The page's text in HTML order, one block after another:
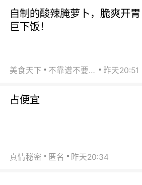
自制的酸辣腌萝卜，脆爽开胃
巨下饭！
美食天下 不靠谱不要联系 昨天20:51
占便宜
真情秘密 匿名 昨天20:34